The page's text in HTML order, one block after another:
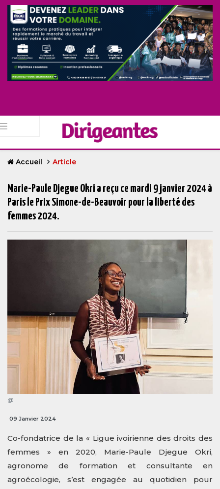
Accueil Article
Marie-Paule Djegue Okri a reçu ce mardi 9 janvier 2024 à
Paris le Prix Simone-de-Beauvoir pour la liberté des
femmes 2024.
@
09 Janvier 2024
Co-fondatrice de la « Ligue ivoirienne des droits des
femmes » en 2020, Marie-Paule Djegue Okri,
agronome de formation et consultante en
agroécologie, s’est engagée au quotidien pour